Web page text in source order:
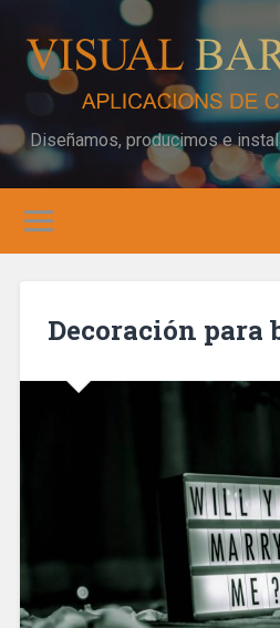
Diseñamos, producimos e
Decoración para